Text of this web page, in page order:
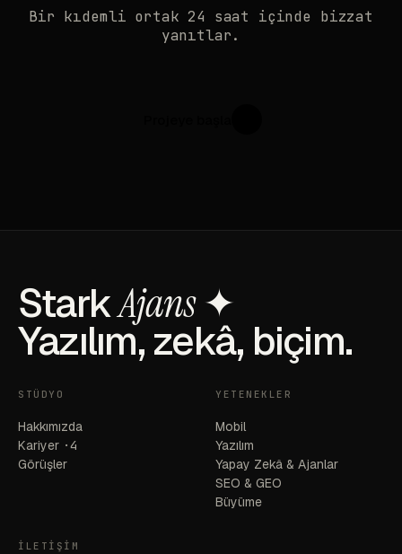
Bir kıdemli ortak 24 saat içinde bizzat
yanıtlar.
StarkAjans✦
Yazılım, zekâ, biçim.
STÜDYO
Hakkımızda
Kariyer ·4
Görüşler
YETENEKLER
Mobil
Yazılım
Yapay Zekâ & Ajanlar
SEO & GEO
Büyüme
İLETIŞIM